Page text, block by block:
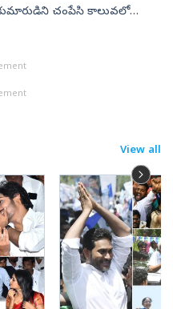
చంపేసి కాలువలో
View all